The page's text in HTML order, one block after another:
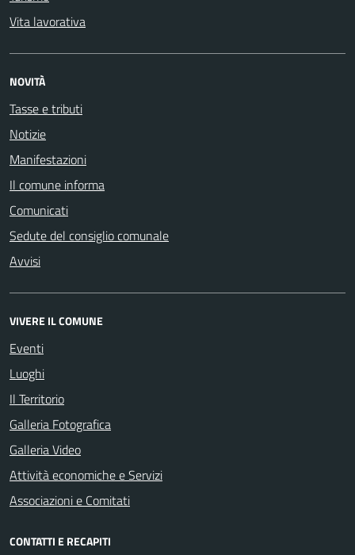
Vita lavorativa
NOVITÀ
Tasse e tributi
Notizie
Manifestazioni
Il comune informa
Comunicati
Sedute del consiglio comunale
Avvisi
VIVERE IL COMUNE
Eventi
Luoghi
Il Territorio
Galleria Fotografica
Galleria Video
Attività economiche e Servizi
Associazioni e Comitati
CONTATTI E RECAPITI